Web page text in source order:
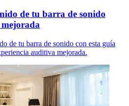
de tu barra de sonido
de tu barra de sonido con esta guía
auditiva mejorada.